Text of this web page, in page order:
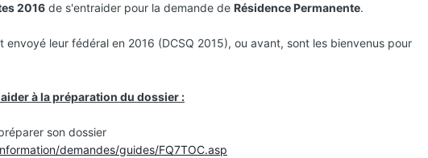
2016 de s'entraider pour la demande de Résidence Permanente.
envoyé leur fédéral en 2016 (DCSQ 2015), ou avant, sont les bienvenus pour
à la préparation du dossier :
son dossier
demandes/guides/FQ7TOC.asp